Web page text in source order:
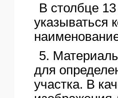
В столбце
указываться
5.
для
участка. В